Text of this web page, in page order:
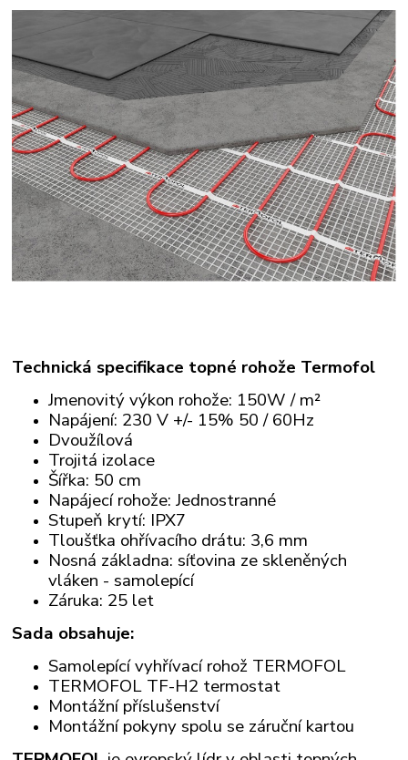
Technická specifikace topné rohože Termofol
Jmenovitý výkon rohože: 150W / m²
Napájení: 230 V +/- 15% 50 / 60Hz
Dvoužílová
Trojitá izolace
Šířka: 50 cm
Napájecí rohože: Jednostranné
Stupeň krytí: IPX7
Tloušťka ohřívacího drátu: 3,6 mm
Nosná základna: síťovina ze skleněných
vláken - samolepící
Záruka: 25 let
Sada obsahuje:
Samolepící vyhřívací rohož TERMOFOL
TERMOFOL TF-H2 termostat
Montážní příslušenství
Montážní pokyny spolu se záruční kartou